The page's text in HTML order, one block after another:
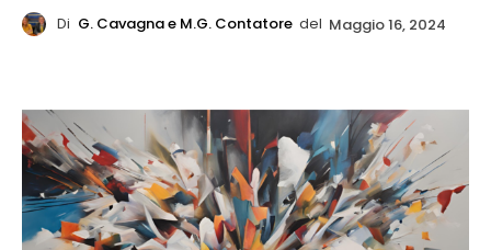
Di G. Cavagna e M.G. Contatore del Maggio 16, 2024